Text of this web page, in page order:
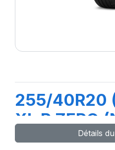
255/40R20
XL P ZERO
Détails